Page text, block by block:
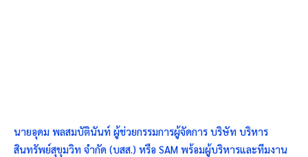
นายอุดม พลสมบัตินันท์ ผู้ช่วยกรรมการผู้จัดการ บริษัท บริหาร
สินทรัพย์สุขุมวิท จำกัด (บสส.) หรือ SAM พร้อมผู้บริหารและทีมงาน